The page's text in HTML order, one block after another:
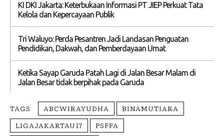
KI DKI Jakarta: Keterbukaan Informasi PT JIEP Perkuat Tata
Kelola dan Kepercayaan Publik
Tri Waluyo: Perda Pesantren Jadi Landasan Penguatan
Pendidikan, Dakwah, dan Pemberdayaan Umat
Ketika Sayap Garuda Patah Lagi di Jalan Besar Malam di
Jalan Besar tidak berpihak pada Garuda
TAGS ABCWIRAYUDHA
BINAMUTIARA
LIGAJAKARTAU17
PSFFA